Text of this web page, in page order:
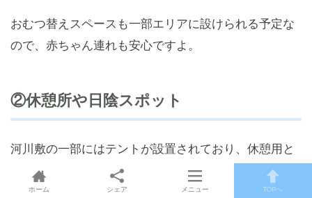
おむつ替えスペースも一部エリアに設けられる予定な
ので、赤ちゃん連れも安心ですよ。
②休憩所や日陰スポット
河川敷の一部にはテントが設置されており、休憩用と
して使えるスペースがあります。
ホーム シェア メニュー TOPへ